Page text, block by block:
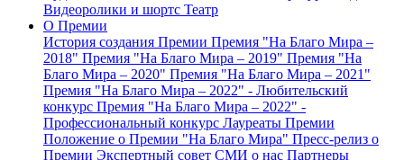
Видеоролики и шортс Театр
О Премии
История создания Премии Премия "На Благо Мира –
2018" Премия "На Благо Мира – 2019" Премия "На
Благо Мира – 2020" Премия "На Благо Мира – 2021"
Премия "На Благо Мира – 2022" - Любительский
конкурс Премия "На Благо Мира – 2022" -
Профессиональный конкурс Лауреаты Премии
Положение о Премии "На Благо Мира" Пресс-релиз о
Премии Экспертный совет СМИ о нас Партнеры